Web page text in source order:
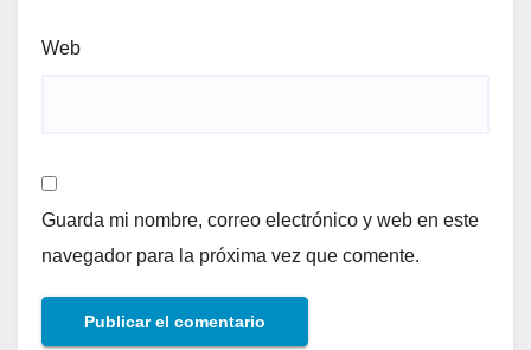
Web
Guarda mi nombre, correo electrónico y web en este
navegador para la próxima vez que comente.